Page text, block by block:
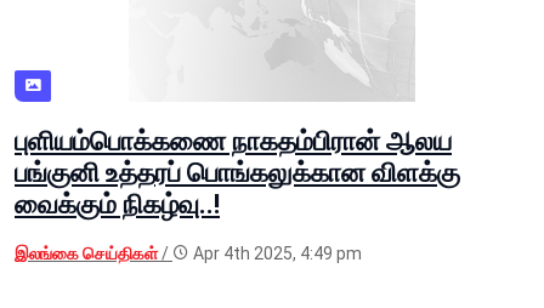
புளியம்பொக்கணை நாகதம்பிரான் ஆலய
பங்குனி உத்தரப் பொங்கலுக்கான விளக்கு
வைக்கும் நிகழ்வு..!
இலங்கை செய்திகள்/ Apr 4th 2025, 4:49 pm